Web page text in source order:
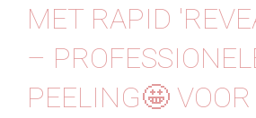
Blog
Webshop
MET RAPID
–
PEELING🤩